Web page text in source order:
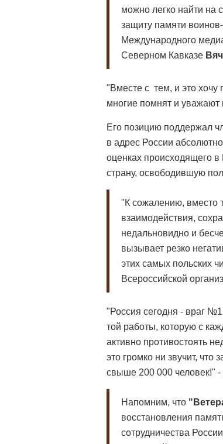
можно легко найти на
защиту памяти
Международного
Северном Кавказе
"Вместе с тем, и это хочу
многие помнят и
Его позицию поддержал
в адрес России
оценках происходящего
страну, освободившую
"К сожалению, вместо
взаимодействия,
недальновидно и
вызывает резко
этих самых польских
Всероссийской
"Россия сегодня - враг
той работы, которую с
активно противостоять
это громко ни звучит,
свыше 200 000 человек!" -
Напомним, что
восстановления
сотрудничества